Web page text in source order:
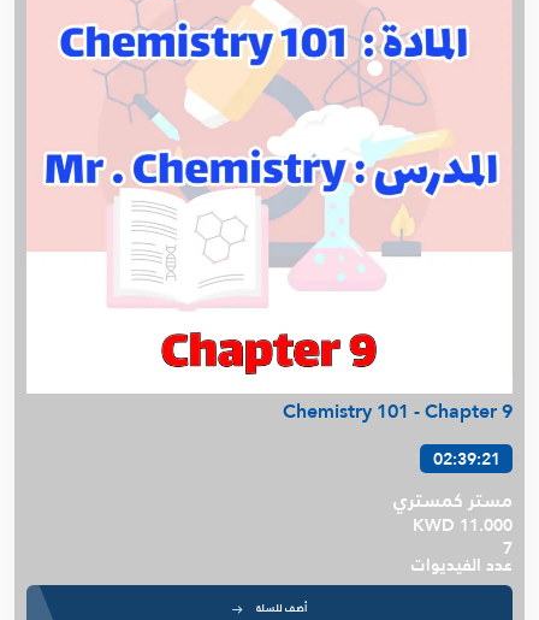
Chemistry 101 - Chapter 9
02:39:21
مستر كمستري
KWD 11.000
7
عدد الفيديوات
أضف للسلة